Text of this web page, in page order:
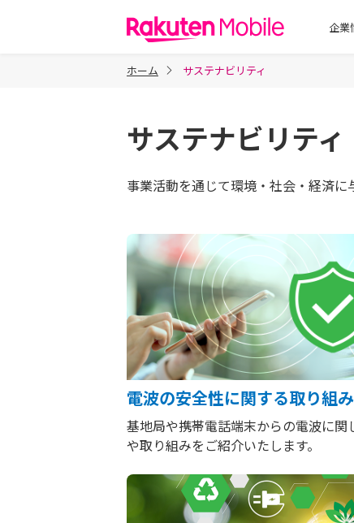
楽天モバイ
企業
ホーム サステナビリティ
サステナビリティ
事業活動を通じて環境・社会・経済に
電波の安全性に関する取り組み
基地局や携帯電話端末からの電波に
や取り組みをご紹介いたします。